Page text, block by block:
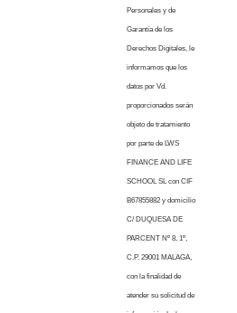
Personales y de
Garantía de los
Derechos Digitales, le
informamos que los
datos por Vd.
proporcionados serán
objeto de tratamiento
por parte de LWS
FINANCE AND LIFE
SCHOOL SL con CIF
B67855882 y domicilio
C/ DUQUESA DE
PARCENT Nº 8, 1º,
C.P. 29001 MALAGA,
con la finalidad de
atender su solicitud de